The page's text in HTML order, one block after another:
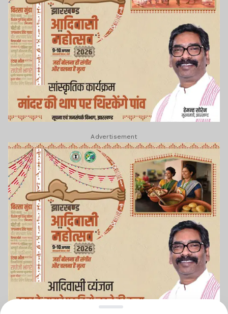
Advertisement